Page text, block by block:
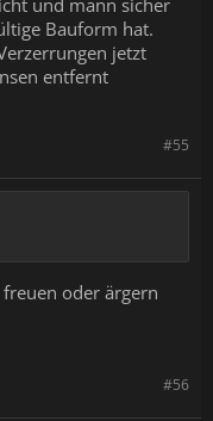
und mann sicher
Bauform hat.
jetzt
entfernt
#55
oder ärgern
#56